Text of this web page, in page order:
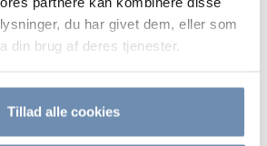
du har givet dem, eller som
din brug af deres tjenester.
Tillad alle cookies
arbejdspladser.
der nærmer sig insolvens,
indgivelse af en egen
ikke virksomheden står til at redde.